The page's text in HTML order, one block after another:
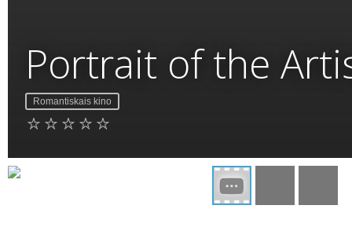
Portrait of the
Romantiskais kino